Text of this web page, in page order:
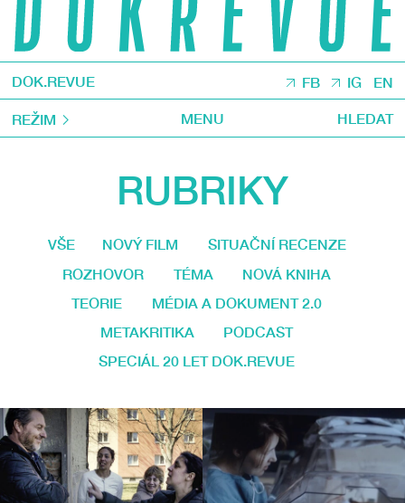
DOK.REVUE FB IG EN
REŽIM MENU HLEDAT
RUBRIKY
VŠE NOVÝ FILM
SITUAČNÍ RECENZE
ROZHOVOR
TÉMA
NOVÁ KNIHA
TEORIE
MÉDIA A DOKUMENT 2.0
METAKRITIKA
PODCAST
SPECIÁL 20 LET DOK.REVUE